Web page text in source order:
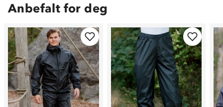
Anbefalt for deg